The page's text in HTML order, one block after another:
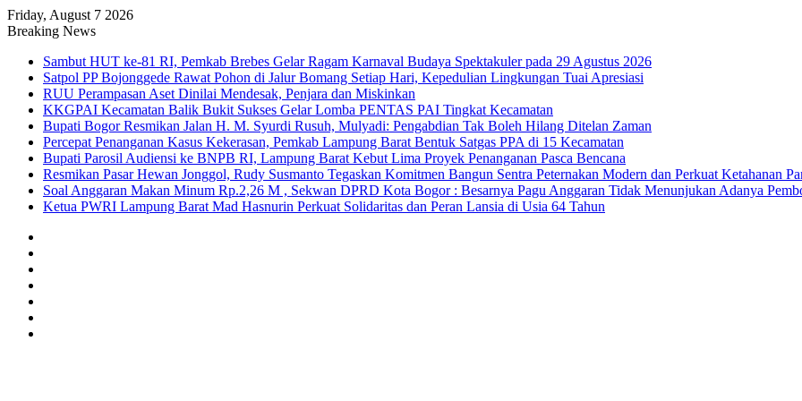
Friday, August 7 2026
Breaking News
Sambut HUT ke-81 RI, Pemkab Brebes Gelar Ragam Karnaval Budaya Spektakuler pada 29 Agustus 2026
Satpol PP Bojonggede Rawat Pohon di Jalur Bomang Setiap Hari, Kepedulian Lingkungan Tuai Apresiasi
RUU Perampasan Aset Dinilai Mendesak, Penjara dan Miskinkan
KKGPAI Kecamatan Balik Bukit Sukses Gelar Lomba PENTAS PAI Tingkat Kecamatan
Bupati Bogor Resmikan Jalan H. M. Syurdi Rusuh, Mulyadi: Pengabdian Tak Boleh Hilang Ditelan Zaman
Percepat Penanganan Kasus Kekerasan, Pemkab Lampung Barat Bentuk Satgas PPA di 15 Kecamatan
Bupati Parosil Audiensi ke BNPB RI, Lampung Barat Kebut Lima Proyek Penanganan Pasca Bencana
Resmikan Pasar Hewan Jonggol, Rudy Susmanto Tegaskan Komitmen Bangun Sentra Peternakan Modern dan Perkuat Ketahanan
Soal Anggaran Makan Minum Rp.2,26 M , Sekwan DPRD Kota Bogor : Besarnya Pagu Anggaran Tidak Menunjukan Adanya
Ketua PWRI Lampung Barat Mad Hasnurin Perkuat Solidaritas dan Peran Lansia di Usia 64 Tahun